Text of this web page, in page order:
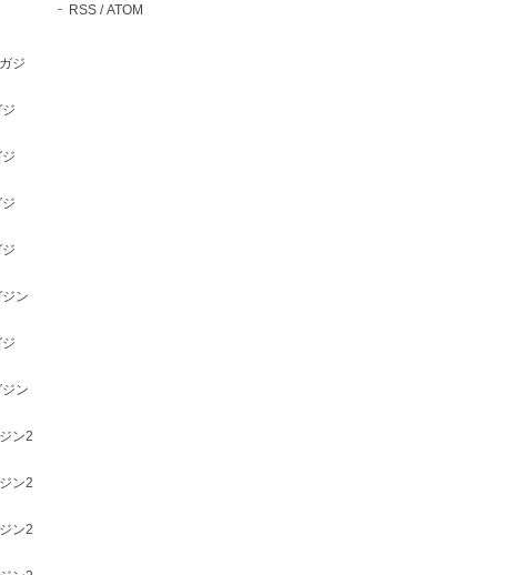
ジ
ン
ン
ン2
ン2
ン2
RSS /ATOM